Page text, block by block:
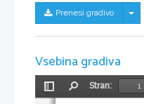
Prenesi gradivo
Vsebina gradiva
Preklopi
Stran: